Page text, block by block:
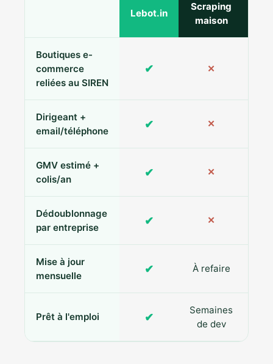
Lebot.in
Scraping
maison
Boutiques e-
commerce
reliées au SIREN
✔ ✕
Dirigeant +
email/téléphone
✔ ✕
GMV estimé +
colis/an
✔ ✕
Dédoublonnage
par entreprise
✔ ✕
Mise à jour
mensuelle
✔ À refaire
Prêt à l'emploi ✔
Semaines
de dev